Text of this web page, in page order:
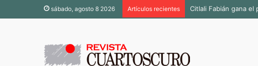
sábado, agosto 8 2026 Artículos recientes Citlali Fabián gana